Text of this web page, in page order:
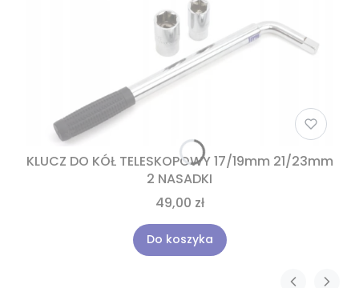
KLUCZ DO KÓŁ TELESKOPOWY 17/19mm 21/23mm
2 NASADKI
49,00 zł
Do koszyka